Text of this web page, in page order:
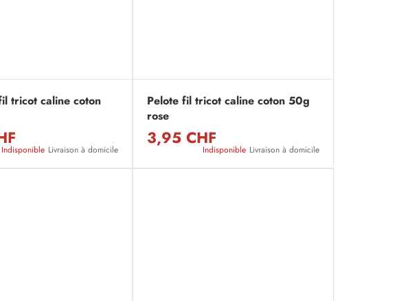
tricot caline coton
Indisponible Livraison à domicile
Pelote fil tricot caline coton 50g
rose
3,95 CHF
Indisponible Livraison à domicile